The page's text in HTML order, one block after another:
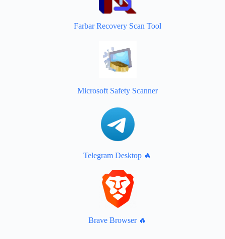
Farbar Recovery Scan Tool
Microsoft Safety Scanner
Telegram Desktop 🔥
Brave Browser 🔥